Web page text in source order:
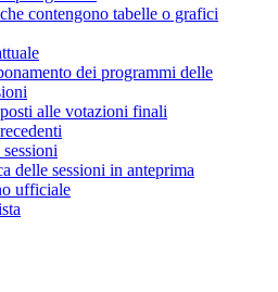
contengono tabelle o grafici
dei programmi delle
alle votazioni finali
delle sessioni in anteprima
ufficiale